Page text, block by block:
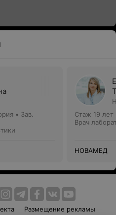
• Зав.
Стаж 19 лет
Врач
НОВАМЕД
Размещение рекламы